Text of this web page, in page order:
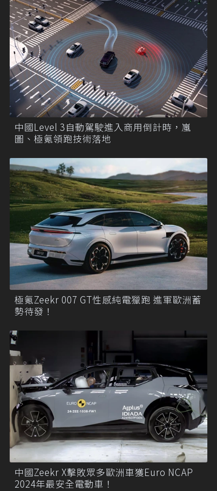
中國Level 3自動駕駛進入商用倒計時，嵐
圖、極氪領跑技術落地
極氪Zeekr 007 GT性感純電獵跑 進軍歐洲蓄
勢待發！
中國Zeekr X擊敗眾多歐洲車獲Euro NCAP
2024年最安全電動車！